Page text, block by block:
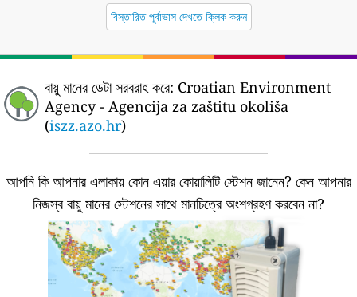
বিস্তারিত পূর্বাভাস দেখতে ক্লিক করুন
বায়ু মানের ডেটা সরবরাহ করে: Croatian Environment
Agency - Agencija za zaštitu okoliša
(iszz.azo.hr)
আপনি কি আপনার এলাকায় কোন এয়ার কোয়ালিটি স্টেশন জানেন? কেন আপনার
নিজস্ব বায়ু মানের স্টেশনের সাথে মানচিত্রে অংশগ্রহণ করবেন না?